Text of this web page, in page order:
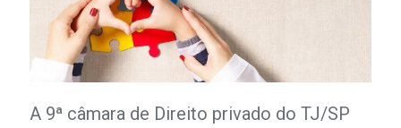
A 9ª câmara de Direito privado do TJ/SP